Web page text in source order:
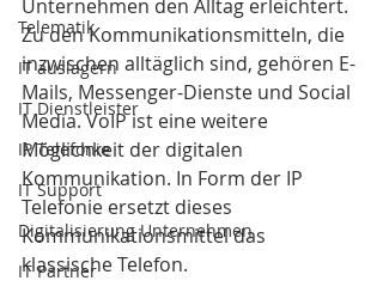
Telematik
IT auslagern
IT Dienstleister
IP Telefonie
IT Support
Digitalisierung Unternehmen
IT Partner
Unternehmen den Alltag erleichtert.
Zu den Kommunikationsmitteln, die
inzwischen alltäglich sind, gehören E-
Mails, Messenger-Dienste und Social
Media. VoIP ist eine weitere
Möglichkeit der digitalen
Kommunikation. In Form der IP
Telefonie ersetzt dieses
Kommunikationsmittel das
klassische Telefon.